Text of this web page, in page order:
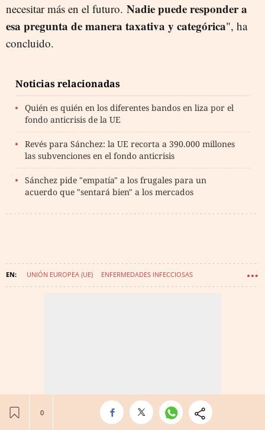
necesitar más en el futuro. Nadie puede responder a
esa pregunta de manera taxativa y categórica", ha
concluido.
Noticias relacionadas
Quién es quién en los diferentes bandos en liza por el
fondo anticrisis de la UE
Revés para Sánchez: la UE recorta a 390.000 millones
las subvenciones en el fondo anticrisis
Sánchez pide "empatía" a los frugales para un
acuerdo que "sentará bien" a los mercados
UNIÓN EUROPEA (UE) ENFERMEDADES INFECCIOSAS